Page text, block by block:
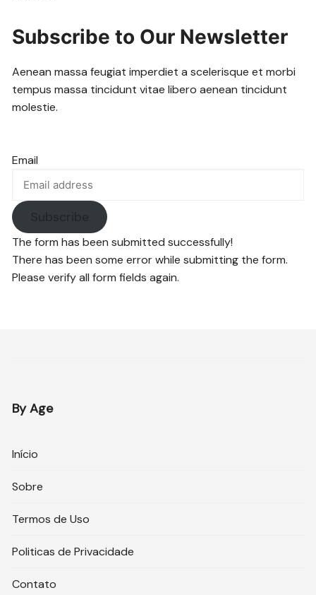
Subscribe to Our Newsletter
Aenean massa feugiat imperdiet a scelerisque et morbi
tempus massa tincidunt vitae libero aenean tincidunt
molestie.
Email
Subscribe
The form has been submitted successfully!
There has been some error while submitting the form.
Please verify all form fields again.
By Age
Início
Sobre
Termos de Uso
Politicas de Privacidade
Contato